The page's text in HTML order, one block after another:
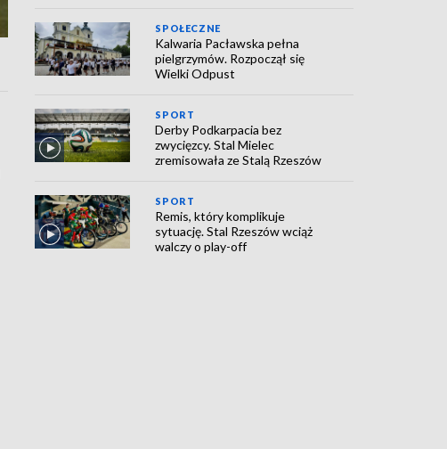
SPOŁECZNE
Kalwaria Pacławska pełna
pielgrzymów. Rozpoczął się
Wielki Odpust
SPORT
Derby Podkarpacia bez
zwycięzcy. Stal Mielec
zremisowała ze Stalą Rzeszów
SPORT
Remis, który komplikuje
sytuację. Stal Rzeszów wciąż
walczy o play-off